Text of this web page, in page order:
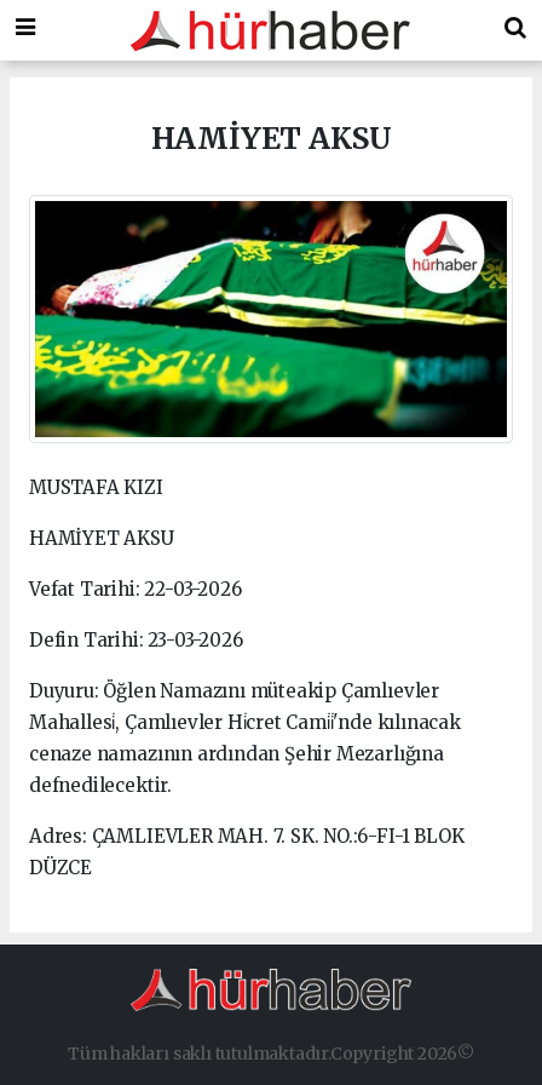
HAMİYET AKSU
MUSTAFA KIZI
HAMİYET AKSU
Vefat Tarihi: 22-03-2026
Defin Tarihi: 23-03-2026
Duyuru: Öğlen Namazını müteakip Çamlıevler
Mahallesi̇, Çamlıevler Hi̇cret Cami̇i̇'nde kılınacak
cenaze namazının ardından Şehir Mezarlığına
defnedilecektir.
Adres: ÇAMLIEVLER MAH. 7. SK. NO.:6-FI-1 BLOK
DÜZCE
Tüm hakları saklı tutulmaktadır.Copyright 2026©